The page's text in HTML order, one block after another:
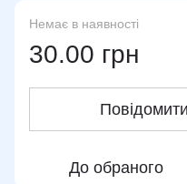
Немає в наявності
30.00 грн
До обраного